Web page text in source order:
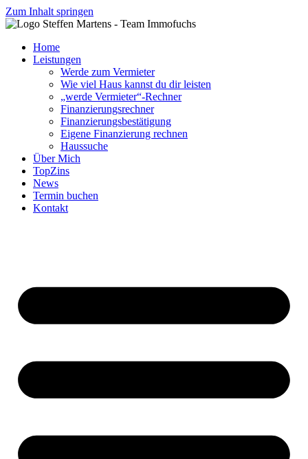
Zum Inhalt springen
Home
Leistungen
Werde zum Vermieter
Wie viel Haus kannst du dir leisten
„werde Vermieter“-Rechner
Finanzierungsrechner
Finanzierungsbestätigung
Eigene Finanzierung rechnen
Haussuche
Über Mich
TopZins
News
Termin buchen
Kontakt